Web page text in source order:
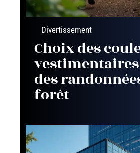
Divertissement
Choix des
des
forêt